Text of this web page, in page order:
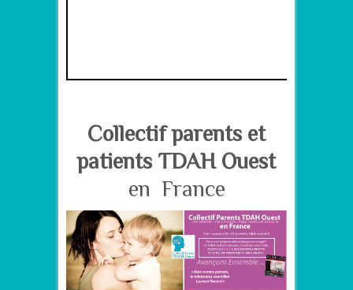
Collectif parents et
patients TDAH Ouest
en France